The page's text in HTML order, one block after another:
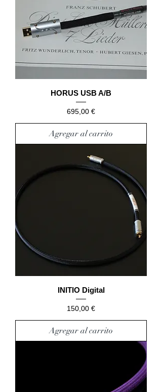
HORUS USB A/B
Precio
695,00 €
Agregar al carrito
INITIO Digital
Precio
150,00 €
Agregar al carrito